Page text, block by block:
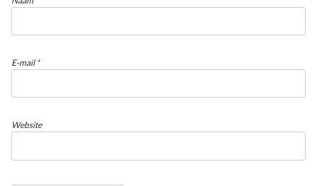
E-mail*
Website